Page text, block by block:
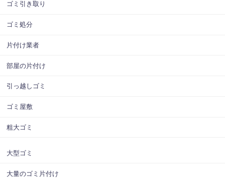
ゴミ引き取り
ゴミ処分
片付け業者
部屋の片付け
引っ越しゴミ
ゴミ屋敷
粗大ゴミ
大型ゴミ
大量のゴミ片付け